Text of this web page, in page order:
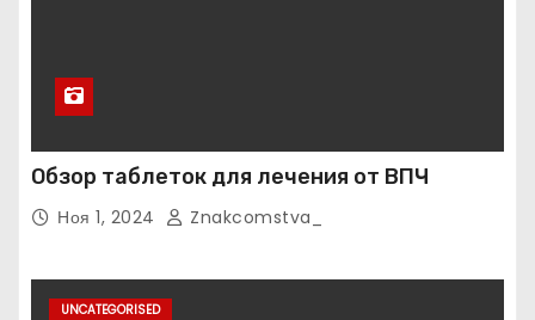
Обзор таблеток для лечения от ВПЧ
Ноя 1, 2024 Znakcomstva_
UNCATEGORISED